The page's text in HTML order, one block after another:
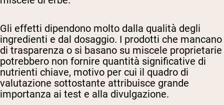
Gli effetti dipendono molto dalla qualità degli
ingredienti e dal dosaggio. I prodotti che mancano
di trasparenza o si basano su miscele proprietarie
potrebbero non fornire quantità significative di
nutrienti chiave, motivo per cui il quadro di
valutazione sottostante attribuisce grande
importanza ai test e alla divulgazione.